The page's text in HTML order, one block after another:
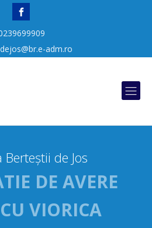
adm.ro
de Jos
DE AVERE
VIORICA